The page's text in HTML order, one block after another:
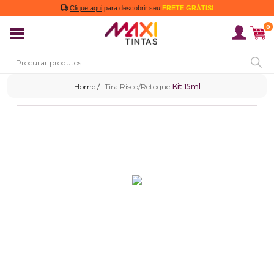
Clique aqui para descobrir seu FRETE GRÁTIS!
0
Tira Risco/Retoque Kit 15ml